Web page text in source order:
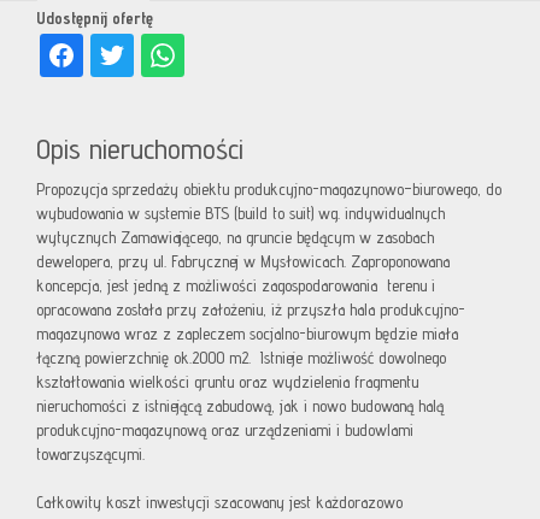
Udostępnij ofertę
Opis nieruchomości
Propozycja sprzedaży obiektu produkcyjno-magazynowo–biurowego, do
wybudowania w systemie BTS (build to suit) wg. indywidualnych
wytycznych Zamawiającego, na gruncie będącym w zasobach
dewelopera, przy ul. Fabrycznej w Mysłowicach. Zaproponowana
koncepcja, jest jedną z możliwości zagospodarowania terenu i
opracowana została przy założeniu, iż przyszła hala produkcyjno-
magazynowa wraz z zapleczem socjalno-biurowym będzie miała
łączną powierzchnię ok.2000 m2. Istnieje możliwość dowolnego
kształtowania wielkości gruntu oraz wydzielenia fragmentu
nieruchomości z istniejącą zabudową, jak i nowo budowaną halą
produkcyjno-magazynową oraz urządzeniami i budowlami
towarzyszącymi.
Całkowity koszt inwestycji szacowany jest każdorazowo